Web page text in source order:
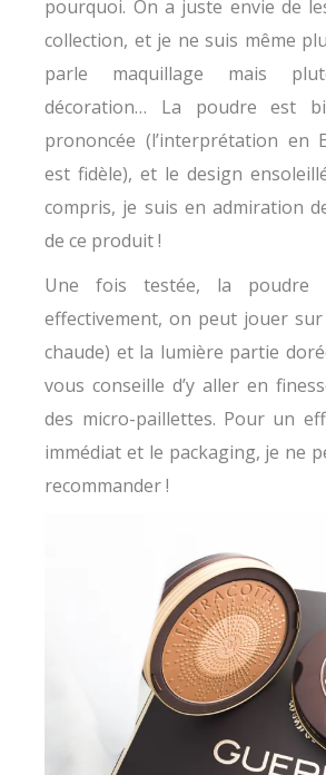
pourquoi. On a juste envie de
collection, et je ne suis même
parle maquillage mais
décoration… La poudre est
prononcée (l’interprétation en
est fidèle), et le design
compris, je suis en admiration
de ce produit !
Une fois testée, la poudre
effectivement, on peut jouer sur
chaude) et la lumière partie
vous conseille d’y aller en
des micro-paillettes. Pour un
immédiat et le packaging, je ne
recommander !